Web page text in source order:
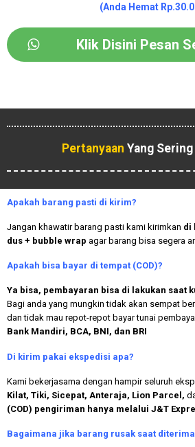
(Anda Hemat
Klik Disini Pesan
Pertanyaan Yang
Apakah barang pasti di kirim?
Jangan khawatir barang pasti kami kirimkan di
dus + bubble wrap agar barang bisa segera
Apakah bisa bayar di tempat (COD)?
Ya bisa, pembayaran bisa di lakukan saat
Bagi anda yang mungkin tidak akan sempat
dan tidak mau repot-repot bayar tunai
Bank Mandiri, BCA, BNI, dan BRI
Di kirim pakai ekspedisi apa?
Kami bekerjasama dengan hampir seluruh
Kilat, Tiki, Sicepat, Anteraja, Lion Parcel,
(COD) pengiriman hanya melalui J&T
Bagaimana jika barang rusak saat